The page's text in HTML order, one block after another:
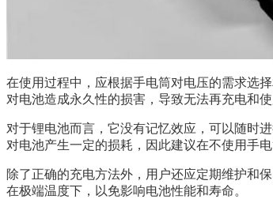
在使用过程中，应根据手电筒对电压的需求选
对电池造成永久性的损害，导致无法再充电和使
对于锂电池而言，它没有记忆效应，可以随时
对电池产生一定的损耗，因此建议在不使用手
除了正确的充电方法外，用户还应定期维护和
在极端温度下，以免影响电池性能和寿命。